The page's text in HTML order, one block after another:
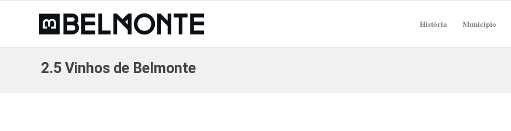
História Município
2.5 Vinhos de Belmonte